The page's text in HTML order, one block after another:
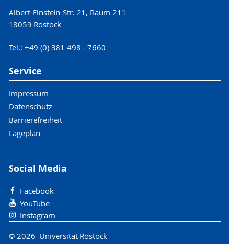
Albert-Einstein-Str. 21, Raum 211
18059 Rostock
Tel.: +49 (0) 381 498 - 7660
Service
Impressum
Datenschutz
Barrierefreiheit
Lageplan
Social Media
Facebook
YouTube
Instagram
© 2026 Universität Rostock